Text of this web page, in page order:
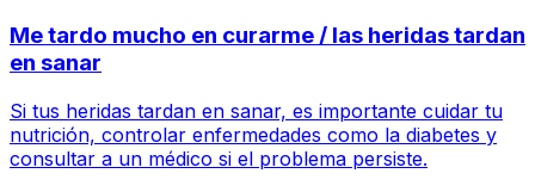
Me tardo mucho en curarme / las heridas tardan
en sanar
Si tus heridas tardan en sanar, es importante cuidar tu
nutrición, controlar enfermedades como la diabetes y
consultar a un médico si el problema persiste.